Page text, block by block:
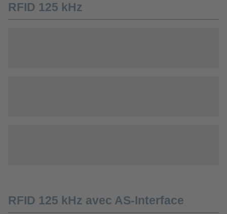
RFID 125 kHz
RFID 125 kHz avec AS-Interface